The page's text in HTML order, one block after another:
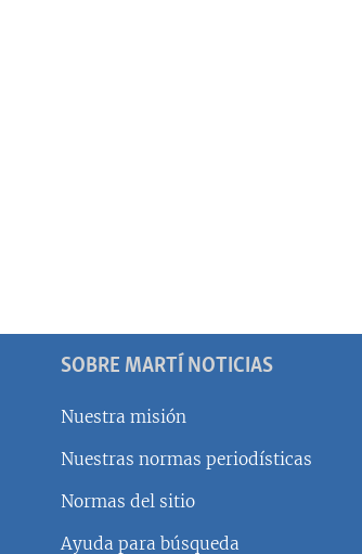
SOBRE MARTÍ NOTICIAS
Nuestra misión
Nuestras normas periodísticas
Normas del sitio
Ayuda para búsqueda